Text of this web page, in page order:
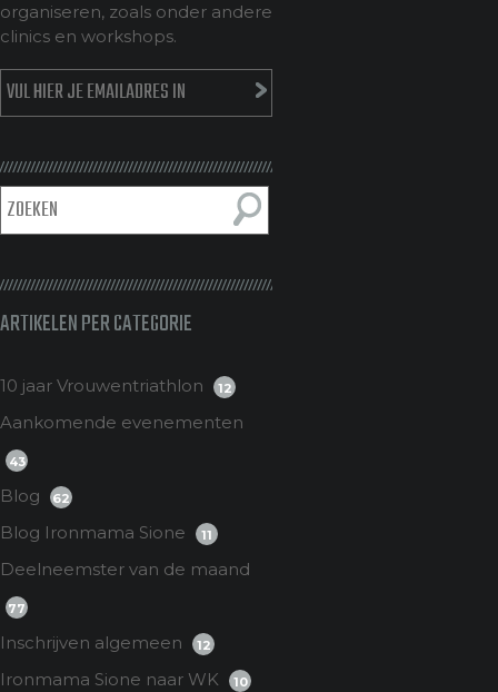
organiseren, zoals onder andere
clinics en workshops.
ARTIKELEN PER CATEGORIE
10 jaar Vrouwentriathlon 12
Aankomende evenementen
43
Blog 62
Blog Ironmama Sione 11
Deelneemster van de maand
77
Inschrijven algemeen 12
Ironmama Sione naar WK 10